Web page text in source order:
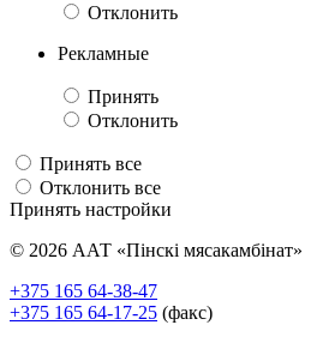
Отклонить
Рекламные
Принять
Отклонить
Принять все
Отклонить все
Принять настройки
© 2026 ААТ «Пінскі мясакамбінат»
+375 165 64-38-47
+375 165 64-17-25 (факс)